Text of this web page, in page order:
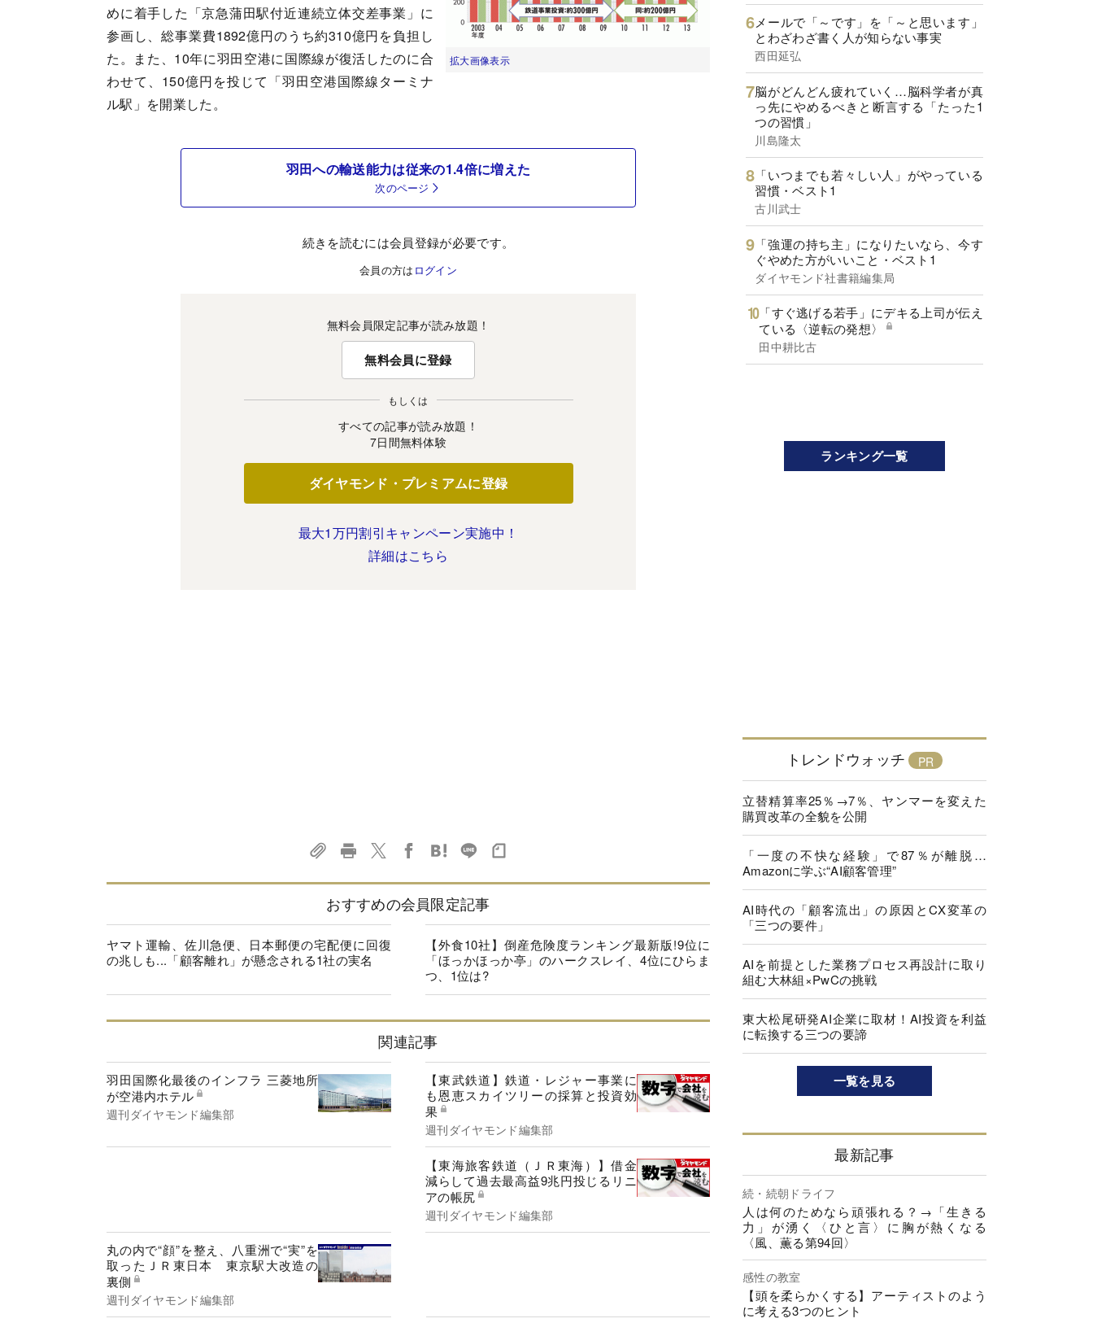
拡大画像表示
めに着手した「京急蒲田駅付近連続立体交差事業」に
参画し、総事業費1892億円のうち約310億円を負担し
た。また、10年に羽田空港に国際線が復活したのに合
わせて、150億円を投じて「羽田空港国際線ターミナ
ル駅」を開業した。
羽田への輸送能力は従来の1.4倍に増えた
次のページ
続きを読むには会員登録が必要です。
会員の方は ログイン
無料会員限定記事が読み放題！
無料会員に登録
もしくは
すべての記事が読み放題！
7日間無料体験
ダイヤモンド・プレミアムに登録
最大1万円割引キャンペーン実施中！
詳細はこちら
おすすめの会員限定記事
ヤマト運輸、佐川急便、日本郵便の宅配便に回復
の兆しも...「顧客離れ」が懸念される1社の実名
【外食10社】倒産危険度ランキング最新版!9位に
「ほっかほっか亭」のハークスレイ、4位にひらま
つ、1位は?
関連記事
羽田国際化最後のインフラ 三菱地所
が空港内ホテル
週刊ダイヤモンド編集部
【東武鉄道】鉄道・レジャー事業に
も恩恵スカイツリーの採算と投資効
果
週刊ダイヤモンド編集部
【東海旅客鉄道（ＪＲ東海）】借金
減らして過去最高益9兆円投じるリニ
アの帳尻
週刊ダイヤモンド編集部
丸の内で“顔”を整え、八重洲で“実”を
取ったＪＲ東日本 東京駅大改造の
裏側
週刊ダイヤモンド編集部
メールで「～です」を「～と思います」
とわざわざ書く人が知らない事実
西田延弘
脳がどんどん疲れていく…脳科学者が真
っ先にやめるべきと断言する「たった1
つの習慣」
川島隆太
「いつまでも若々しい人」がやっている
習慣・ベスト1
古川武士
「強運の持ち主」になりたいなら、今す
ぐやめた方がいいこと・ベスト1
ダイヤモンド社書籍編集局
「すぐ逃げる若手」にデキる上司が伝え
ている〈逆転の発想〉
田中耕比古
ランキング一覧
トレンドウォッチ
立替精算率25％→7％、ヤンマーを変えた
購買改革の全貌を公開
「一度の不快な経験」で87％が離脱…
Amazonに学ぶ“AI顧客管理”
AI時代の「顧客流出」の原因とCX変革の
「三つの要件」
AIを前提とした業務プロセス再設計に取り
組む大林組×PwCの挑戦
東大松尾研発AI企業に取材！AI投資を利益
に転換する三つの要諦
一覧を見る
最新記事
続・続朝ドライフ
人は何のためなら頑張れる？→「生きる
力」が湧く〈ひと言〉に胸が熱くなる
〈風、薫る第94回〉
感性の教室
【頭を柔らかくする】アーティストのよう
に考える3つのヒント